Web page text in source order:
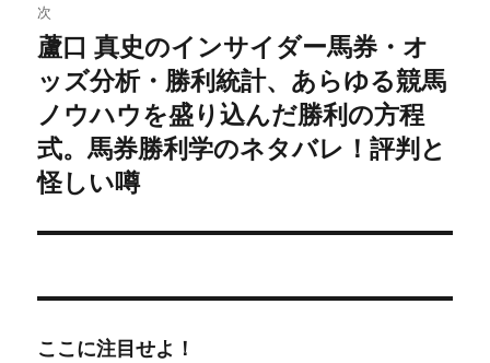
ー
シ
ョ
ン
次
次
の
投
稿:
蘆口 真史のインサイダー馬券・オ
ッズ分析・勝利統計、あらゆる競馬
ノウハウを盛り込んだ勝利の方程
式。馬券勝利学のネタバレ！評判と
怪しい噂
ここに注目せよ！